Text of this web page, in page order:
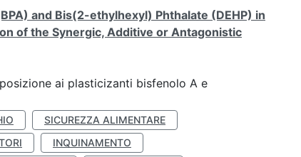
and Bis(2-ethylhexyl) Phthalate (DEHP) in
of the Synergic, Additive or Antagonistic
ai plasticizanti bisfenolo A e
SICUREZZA ALIMENTARE
INQUINAMENTO